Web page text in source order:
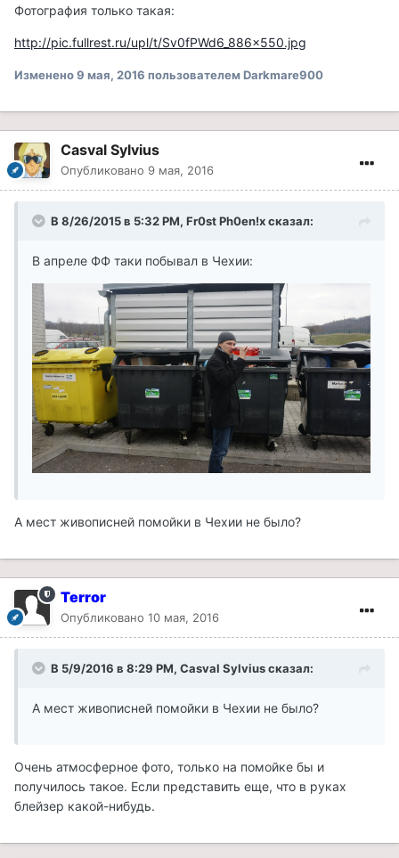
Фотография только такая:
http://pic.fullrest.ru/upl/t/Sv0fPWd6_886x550.jpg
Изменено9 мая, 2016 пользователем Darkmare900
Casval Sylvius
Опубликовано 9 мая, 2016
В 8/26/2015 в 5:32 PM, Fr0st Ph0en!x сказал:
В апреле ФФ таки побывал в Чехии:
А мест живописней помойки в Чехии не было?
Terror
Опубликовано 10 мая, 2016
В 5/9/2016 в 8:29 PM, Casval Sylvius сказал:
А мест живописней помойки в Чехии не было?
Очень атмосферное фото, только на помойке бы и
получилось такое. Если представить еще, что в руках
блейзер какой-нибудь.